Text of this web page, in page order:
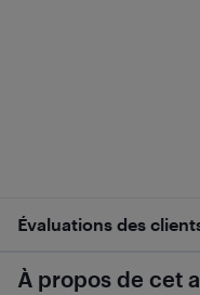
Évaluations des
À propos de cet